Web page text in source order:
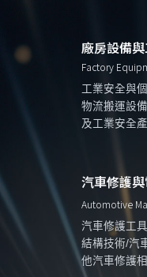
廠房設備
Factory
工業安全與
物流搬運設
及工業安全
汽車修護
Automotive
汽車修護工
結構技術/汽
他汽車修護